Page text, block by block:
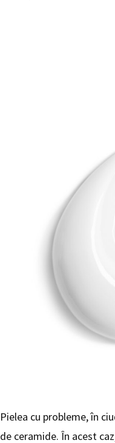
Pielea cu probleme, în
de ceramide. În acest